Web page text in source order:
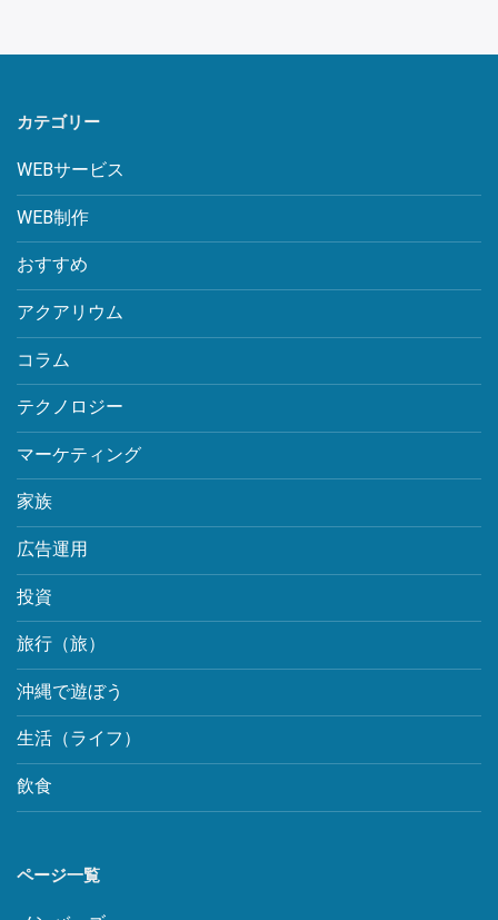
カテゴリー
WEBサービス
WEB制作
おすすめ
アクアリウム
コラム
テクノロジー
マーケティング
家族
広告運用
投資
旅行（旅）
沖縄で遊ぼう
生活（ライフ）
飲食
ページ一覧